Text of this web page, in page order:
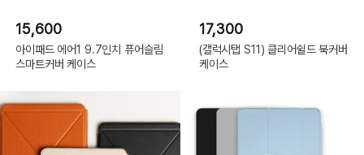
15,600
아이패드 에어1 9.7인치 퓨어슬림
스마트커버 케이스
17,300
(갤럭시탭 S11) 클리어쉴드 북커버
케이스